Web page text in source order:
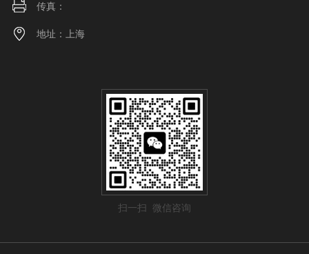
传真：
地址：上海
扫一扫 微信咨询